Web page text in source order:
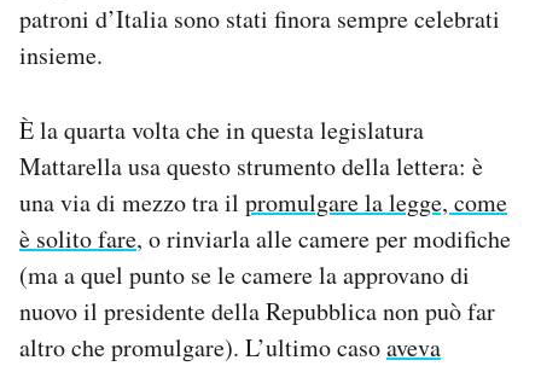
patroni d’Italia sono stati finora sempre celebrati
insieme.
È la quarta volta che in questa legislatura
Mattarella usa questo strumento della lettera: è
una via di mezzo tra il promulgare la legge, come
è solito fare, o rinviarla alle camere per modifiche
(ma a quel punto se le camere la approvano di
nuovo il presidente della Repubblica non può far
altro che promulgare). L’ultimo casoaveva